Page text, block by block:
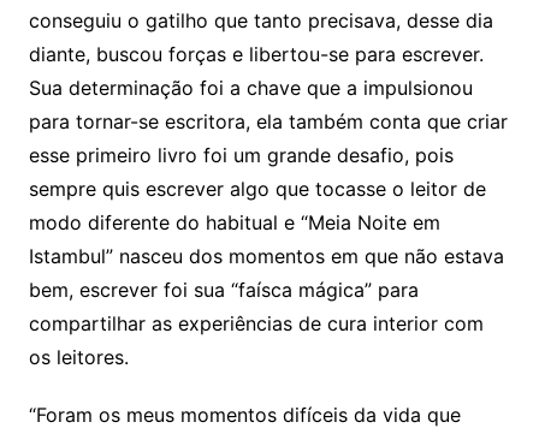
conseguiu o gatilho que tanto precisava, desse dia
diante, buscou forças e libertou-se para escrever.
Sua determinação foi a chave que a impulsionou
para tornar-se escritora, ela também conta que criar
esse primeiro livro foi um grande desafio, pois
sempre quis escrever algo que tocasse o leitor de
modo diferente do habitual e “Meia Noite em
Istambul” nasceu dos momentos em que não estava
bem, escrever foi sua “faísca mágica” para
compartilhar as experiências de cura interior com
os leitores.
“Foram os meus momentos difíceis da vida que